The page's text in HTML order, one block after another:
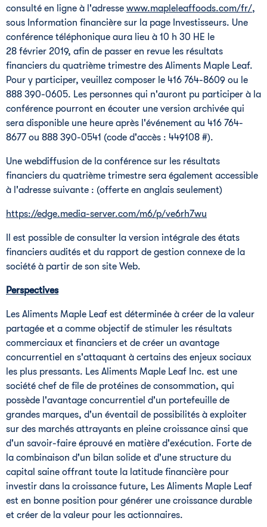
consulté en ligne à l'adresse www.mapleleaffoods.com/fr/,
sous Information financière sur la page Investisseurs. Une
conférence téléphonique aura lieu à 10 h 30 HE le
28 février 2019, afin de passer en revue les résultats
financiers du quatrième trimestre des Aliments Maple Leaf.
Pour y participer, veuillez composer le 416 764-8609 ou le
888 390-0605. Les personnes qui n'auront pu participer à la
conférence pourront en écouter une version archivée qui
sera disponible une heure après l'événement au 416 764-
8677 ou 888 390-0541 (code d'accès : 449108 #).
Une webdiffusion de la conférence sur les résultats
financiers du quatrième trimestre sera également accessible
à l'adresse suivante : (offerte en anglais seulement)
https://edge.media-server.com/m6/p/ve6rh7wu
Il est possible de consulter la version intégrale des états
financiers audités et du rapport de gestion connexe de la
société à partir de son site Web.
Perspectives
Les Aliments Maple Leaf est déterminée à créer de la valeur
partagée et a comme objectif de stimuler les résultats
commerciaux et financiers et de créer un avantage
concurrentiel en s'attaquant à certains des enjeux sociaux
les plus pressants. Les Aliments Maple Leaf Inc. est une
société chef de file de protéines de consommation, qui
possède l'avantage concurrentiel d'un portefeuille de
grandes marques, d'un éventail de possibilités à exploiter
sur des marchés attrayants en pleine croissance ainsi que
d'un savoir-faire éprouvé en matière d'exécution. Forte de
la combinaison d'un bilan solide et d'une structure du
capital saine offrant toute la latitude financière pour
investir dans la croissance future, Les Aliments Maple Leaf
est en bonne position pour générer une croissance durable
et créer de la valeur pour les actionnaires.